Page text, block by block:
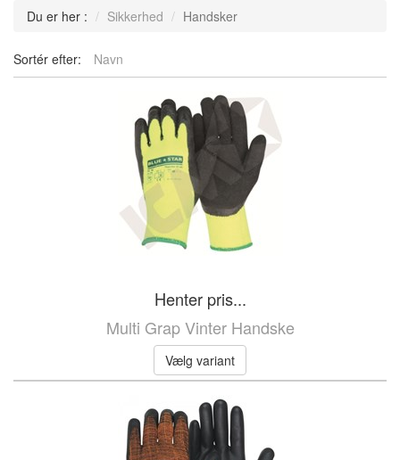
Du er her : Sikkerhed Handsker
Sortér efter: Navn
Henter pris...
Multi Grap Vinter Handske
Vælg variant